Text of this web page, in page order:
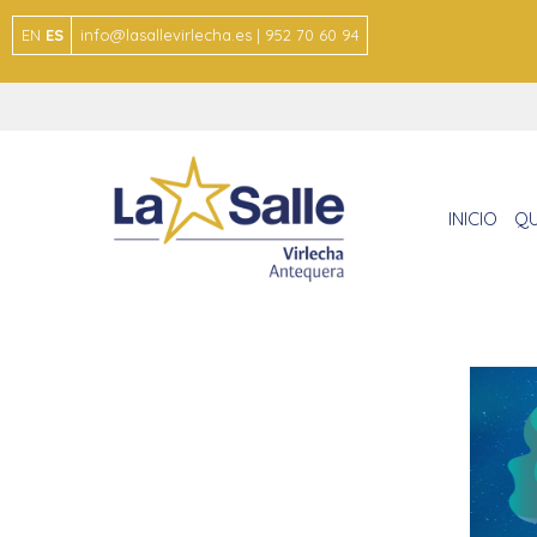
EN ES info@lasallevirlecha.es | 952 70 60 94
INICIO